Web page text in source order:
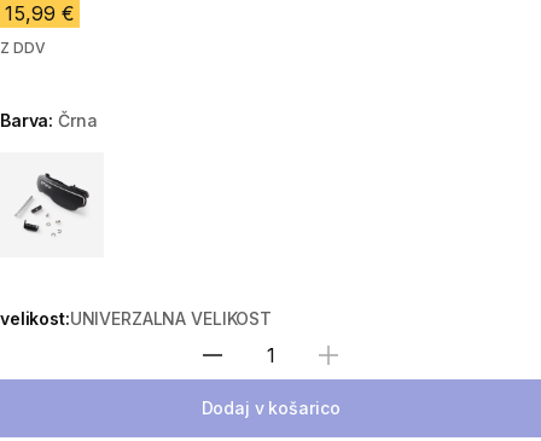
15,99 €
Z DDV
Barva:Črna
velikost:UNIVERZALNA VELIKOST
Izberite količino
Dodaj v košarico